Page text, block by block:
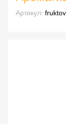
Артикул: